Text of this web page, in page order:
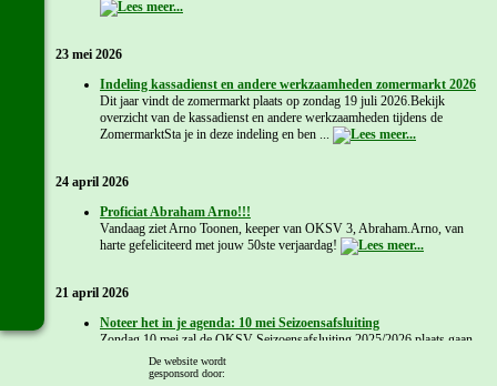
23 mei 2026
Indeling kassadienst en andere werkzaamheden zomermarkt 2026
Dit jaar vindt de zomermarkt plaats op zondag 19 juli 2026.Bekijk
overzicht van de kassadienst en andere werkzaamheden tijdens de
ZomermarktSta je in deze indeling en ben ...
24 april 2026
Proficiat Abraham Arno!!!
Vandaag ziet Arno Toonen, keeper van OKSV 3, Abraham.Arno, van
harte gefeliciteerd met jouw 50ste verjaardag!
21 april 2026
Noteer het in je agenda: 10 mei Seizoensafsluiting
Zondag 10 mei zal de OKSV Seizoensafsluiting 2025/2026 plaats gaan
vinden.Verder informatie volgt nog...
De website wordt
gesponsord door: